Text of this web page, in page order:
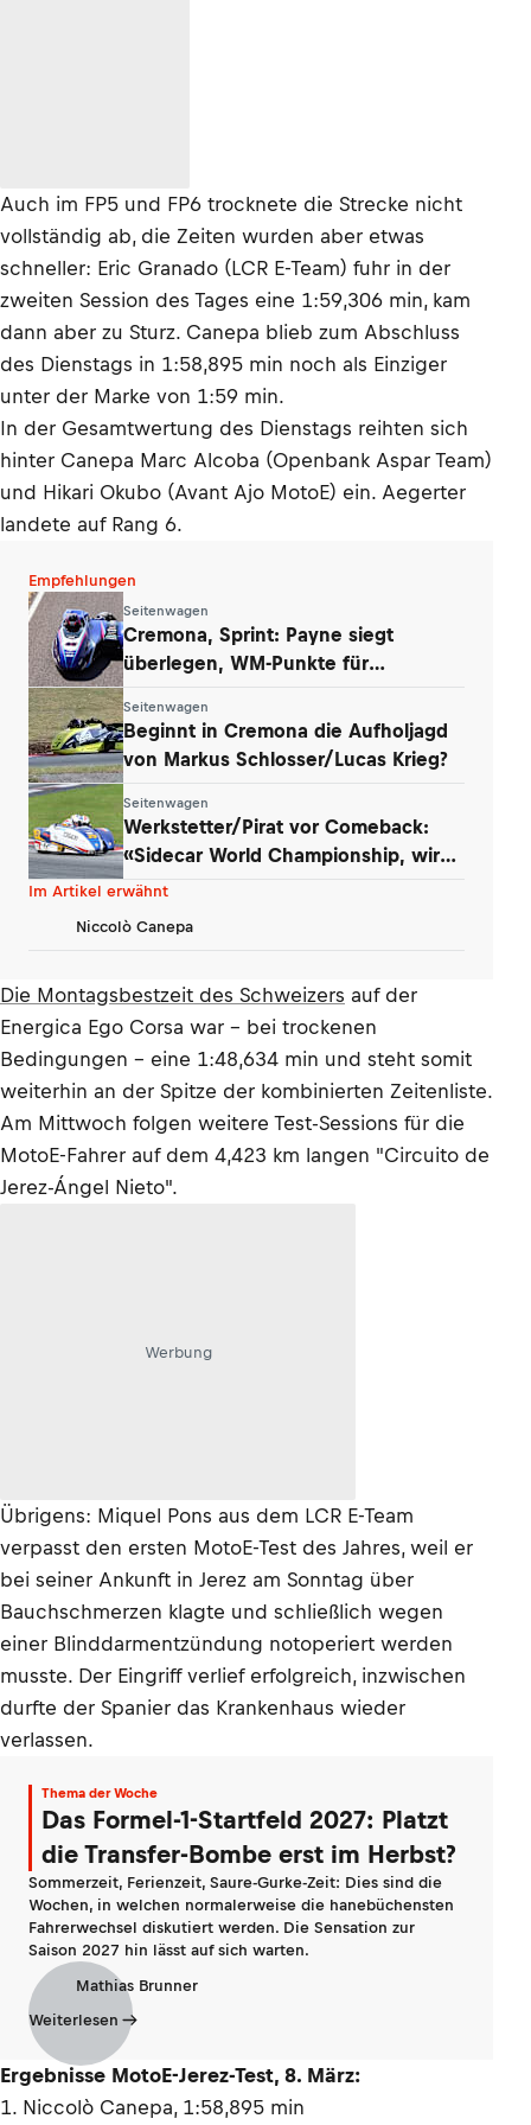
Auch im FP5 und FP6 trocknete die Strecke nicht
vollständig ab, die Zeiten wurden aber etwas
schneller: Eric Granado (LCR E-Team) fuhr in der
zweiten Session des Tages eine 1:59,306 min, kam
dann aber zu Sturz. Canepa blieb zum Abschluss
des Dienstags in 1:58,895 min noch als Einziger
unter der Marke von 1:59 min.
In der Gesamtwertung des Dienstags reihten sich
hinter Canepa Marc Alcoba (Openbank Aspar Team)
und Hikari Okubo (Avant Ajo MotoE) ein. Aegerter
landete auf Rang 6.
Empfehlungen
Seitenwagen
Cremona, Sprint: Payne siegt
überlegen, WM-Punkte für
Seitenwagen
Beginnt in Cremona die Aufholjagd
von Markus Schlosser/Lucas Krieg?
Seitenwagen
Werkstetter/Pirat vor Comeback:
«Sidecar World Championship, wir
kommen!»
Im Artikel erwähnt
Niccolò Canepa
Die Montagsbestzeit des Schweizers auf der
Energica Ego Corsa war – bei trockenen
Bedingungen – eine 1:48,634 min und steht somit
weiterhin an der Spitze der kombinierten Zeitenliste.
Am Mittwoch folgen weitere Test-Sessions für die
MotoE-Fahrer auf dem 4,423 km langen "Circuito de
Jerez-Ángel Nieto".
Werbung
Übrigens: Miquel Pons aus dem LCR E-Team
verpasst den ersten MotoE-Test des Jahres, weil er
bei seiner Ankunft in Jerez am Sonntag über
Bauchschmerzen klagte und schließlich wegen
einer Blinddarmentzündung notoperiert werden
musste. Der Eingriff verlief erfolgreich, inzwischen
durfte der Spanier das Krankenhaus wieder
verlassen.
Thema der Woche
Das Formel-1-Startfeld 2027: Platzt
die Transfer-Bombe erst im Herbst?
Sommerzeit, Ferienzeit, Saure-Gurke-Zeit: Dies sind die
Wochen, in welchen normalerweise die hanebüchensten
Fahrerwechsel diskutiert werden. Die Sensation zur
Saison 2027 hin lässt auf sich warten.
Mathias Brunner
Weiterlesen
Ergebnisse MotoE-Jerez-Test, 8. März:
1. Niccolò Canepa, 1:58,895 min